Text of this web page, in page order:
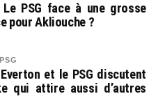
PSG face à une grosse
pour Akliouche ?
et le PSG discutent
qui attire aussi d’autres